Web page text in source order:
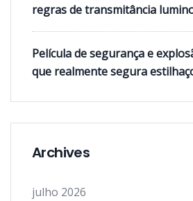
regras de transmitância
Película de segurança e
que realmente segura
Archives
julho 2026